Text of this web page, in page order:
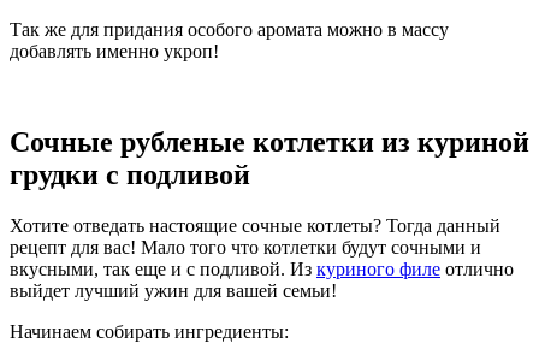
Так же для придания особого аромата можно в массу
добавлять именно укроп!
Сочные рубленые котлетки из куриной
грудки с подливой
Хотите отведать настоящие сочные котлеты? Тогда данный
рецепт для вас! Мало того что котлетки будут сочными и
вкусными, так еще и с подливой. Из куриного филе отлично
выйдет лучший ужин для вашей семьи!
Начинаем собирать ингредиенты: